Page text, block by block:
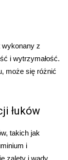
wykonany z
i wytrzymałość.
może się różnić
łuków
takich jak
i
zalety i wady,